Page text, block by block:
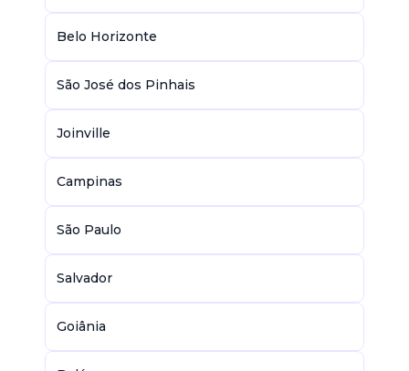
Belo Horizonte
São José dos Pinhais
Joinville
Campinas
São Paulo
Salvador
Goiânia